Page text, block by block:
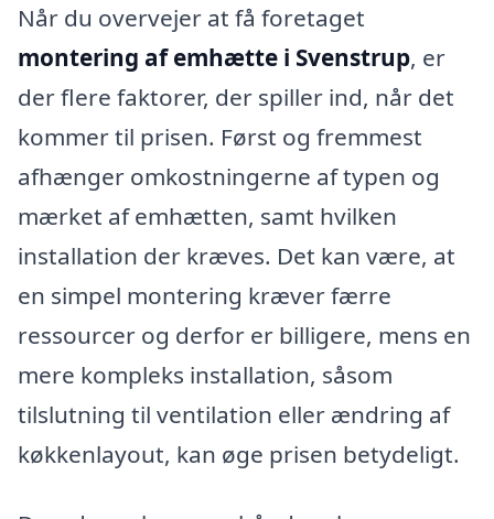
Når du overvejer at få foretaget
montering af emhætte i Svenstrup, er
der flere faktorer, der spiller ind, når det
kommer til prisen. Først og fremmest
afhænger omkostningerne af typen og
mærket af emhætten, samt hvilken
installation der kræves. Det kan være, at
en simpel montering kræver færre
ressourcer og derfor er billigere, mens en
mere kompleks installation, såsom
tilslutning til ventilation eller ændring af
køkkenlayout, kan øge prisen betydeligt.